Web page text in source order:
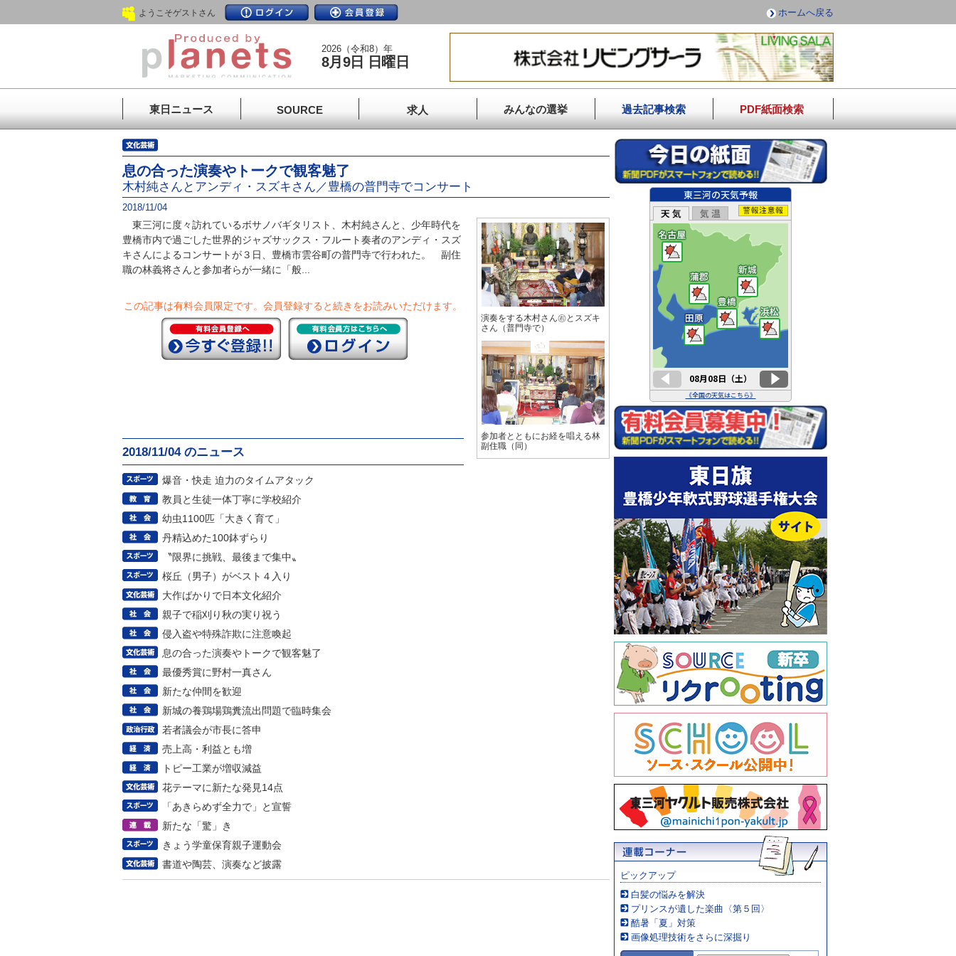
ようこそゲストさん ホームへ戻る
2026（令和8）年
8月9日 日曜日
東日ニュース SOURCE 求人 みんなの選挙 過去記事検索 PDF紙面検索
息の合った演奏やトークで観客魅了
木村純さんとアンディ・スズキさん／豊橋の普門寺でコンサート
2018/11/04
東三河に度々訪れているボサノバギタリスト、木村純さんと、少年時代を
豊橋市内で過ごした世界的ジャズサックス・フルート奏者のアンディ・スズ
キさんによるコンサートが３日、豊橋市雲谷町の普門寺で行われた。 副住
職の林義将さんと参加者らが一緒に「般...
この記事は有料会員限定です。 会員登録すると続きをお読みいただけます。
2018/11/04 のニュース
爆音・快走 迫力のタイムアタック
教員と生徒一体丁寧に学校紹介
幼虫1100匹「大きく育て」
丹精込めた100鉢ずらり
〝限界に挑戦、最後まで集中〟
桜丘（男子）がベスト４入り
大作ばかりで日本文化紹介
親子で稲刈り秋の実り祝う
侵入盗や特殊詐欺に注意喚起
息の合った演奏やトークで観客魅了
最優秀賞に野村一真さん
新たな仲間を歓迎
新城の養鶏場鶏糞流出問題で臨時集会
若者議会が市長に答申
売上高・利益とも増
トピー工業が増収減益
花テーマに新たな発見14点
「あきらめず全力で」と宣誓
新たな「驚」き
きょう学童保育親子運動会
書道や陶芸、演奏など披露
演奏をする木村さん㊨とスズキ
さん（普門寺で）
参加者とともにお経を唱える林
副住職（同）
ピックアップ
白髪の悩みを解決
プリンスが遺した楽曲〈第５回〉
酷暑「夏」対策
画像処理技術をさらに深掘り